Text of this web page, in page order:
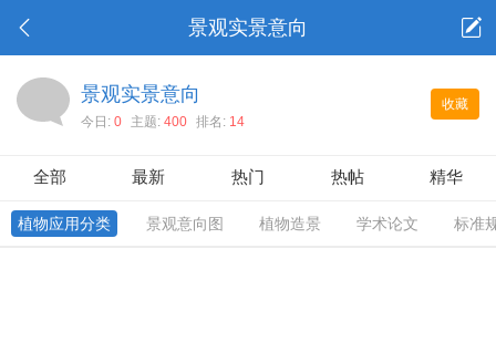
景观实景意向
收藏
景观实景意向
今日: 0 主题: 400 排名: 14
全部 最新 热门 热帖 精华
植物应用分类 景观意向图 植物造景 学术论文 标准